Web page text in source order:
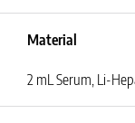
Material
2 mL Serum, Li-